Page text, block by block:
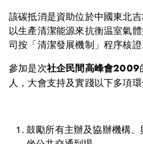
該碳抵消是資助位於中國東北
以生產清潔能源來抗衡温室氣
司按「清潔發展機制」程序核證
參加是次社企民間高峰會2009
人，大會支持及實踐以下多項
鼓勵所有主辦及協辦機構